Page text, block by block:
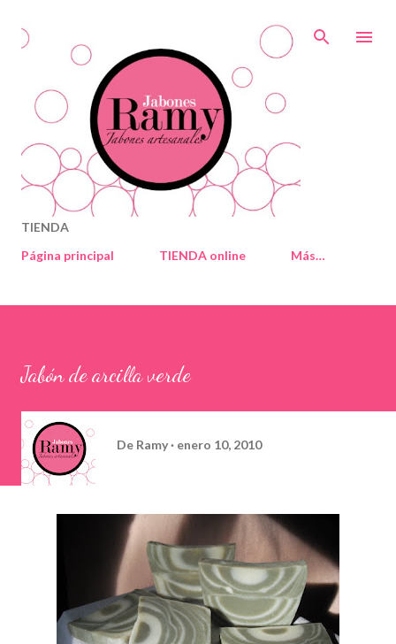
TIENDA
Página principal
TIENDA online Más…
Jabón de arcilla verde
De Ramy enero 10, 2010